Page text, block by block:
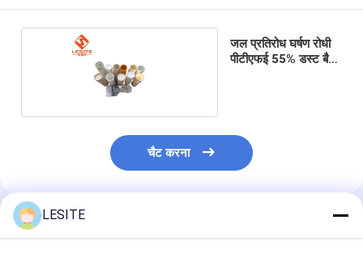
जल प्रतिरोध घर्षण रोधी
पीटीएफई 55% डस्ट बैग
चैट करना
अनुशंसित उत्पाद
LESITE